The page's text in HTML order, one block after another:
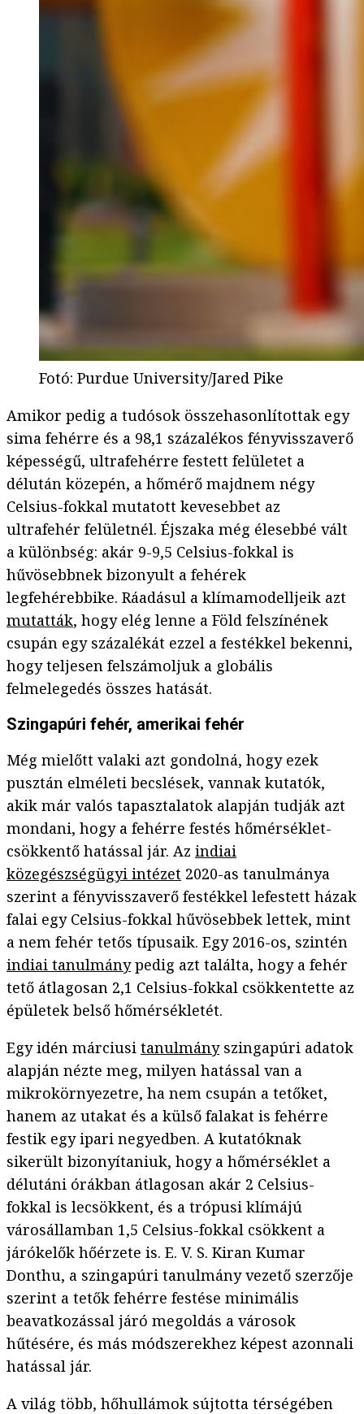
Fotó: Purdue University/Jared Pike
Amikor pedig a tudósok összehasonlítottak egy
sima fehérre és a 98,1 százalékos fényvisszaverő
képességű, ultrafehérre festett felületet a
délután közepén, a hőmérő majdnem négy
Celsius-fokkal mutatott kevesebbet az
ultrafehér felületnél. Éjszaka még élesebbé vált
a különbség: akár 9-9,5 Celsius-fokkal is
hűvösebbnek bizonyult a fehérek
legfehérebbike. Ráadásul a klímamodelljeik azt
mutatták, hogy elég lenne a Föld felszínének
csupán egy százalékát ezzel a festékkel bekenni,
hogy teljesen felszámoljuk a globális
felmelegedés összes hatását.
Szingapúri fehér, amerikai fehér
Még mielőtt valaki azt gondolná, hogy ezek
pusztán elméleti becslések, vannak kutatók,
akik már valós tapasztalatok alapján tudják azt
mondani, hogy a fehérre festés hőmérséklet-
csökkentő hatással jár. Az indiai
közegészségügyi intézet 2020-as tanulmánya
szerint a fényvisszaverő festékkel lefestett házak
falai egy Celsius-fokkal hűvösebbek lettek, mint
a nem fehér tetős típusaik. Egy 2016-os, szintén
indiai tanulmánypedig azt találta, hogy a fehér
tető átlagosan 2,1 Celsius-fokkal csökkentette az
épületek belső hőmérsékletét.
Egy idén márciusi tanulmányszingapúri adatok
alapján nézte meg, milyen hatással van a
mikrokörnyezetre, ha nem csupán a tetőket,
hanem az utakat és a külső falakat is fehérre
festik egy ipari negyedben. A kutatóknak
sikerült bizonyítaniuk, hogy a hőmérséklet a
délutáni órákban átlagosan akár 2 Celsius-
fokkal is lecsökkent, és a trópusi klímájú
városállamban 1,5 Celsius-fokkal csökkent a
járókelők hőérzete is. E. V. S. Kiran Kumar
Donthu, a szingapúri tanulmány vezető szerzője
szerint a tetők fehérre festése minimális
beavatkozással járó megoldás a városok
hűtésére, és más módszerekhez képest azonnali
hatással jár.
A világ több, hőhullámok sújtotta térségében